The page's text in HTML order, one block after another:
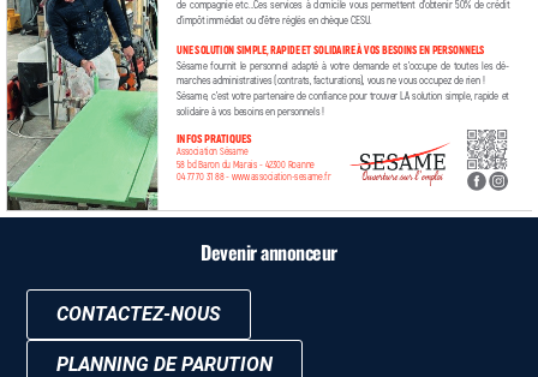
Devenir annonceur
CONTACTEZ-NOUS
PLANNING DE PARUTION